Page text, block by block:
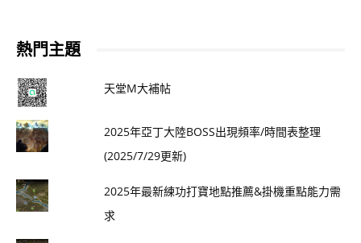
熱門主題
天堂M大補帖
2025年亞丁大陸BOSS出現頻率/時間表整理
(2025/7/29更新)
2025年最新練功打寶地點推薦&掛機重點能力需
求